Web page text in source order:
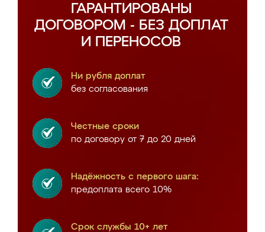
ГАРАНТИРОВАНЫ
ДОГОВОРОМ - БЕЗ ДОПЛАТ
И ПЕРЕНОСОВ
Ни рубля доплат
без согласования
Честные сроки
по договору от 7 до 20 дней
Надёжность с первого шага:
предоплата всего 10%
Срок службы 10+ лет